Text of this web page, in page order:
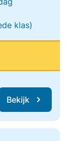
klas)
Bekijk